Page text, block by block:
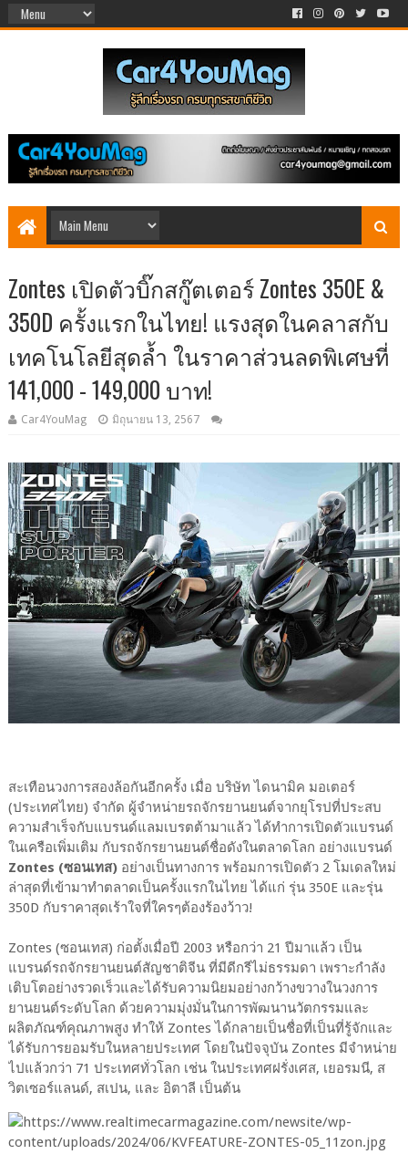
Zontes เปิดตัวบิ๊กสกู๊ตเตอร์ Zontes 350E &
350D ครั้งแรกในไทย! แรงสุดในคลาสกับ
เทคโนโลยีสุดล้ำ ในราคาส่วนลดพิเศษที่
141,000 - 149,000 บาท!
Car4YouMag มิถุนายน 13, 2567
สะเทือนวงการสองล้อกันอีกครั้ง เมื่อ บริษัท ไดนามิค มอเตอร์
(ประเทศไทย) จำกัด ผู้จำหน่ายรถจักรยานยนต์จากยุโรปที่ประสบ
ความสำเร็จกับแบรนด์แลมเบรตต้ามาแล้ว ได้ทำการเปิดตัวแบรนด์
ในเครือเพิ่มเติม กับรถจักรยานยนต์ชื่อดังในตลาดโลก อย่างแบรนด์
Zontes (ซอนเทส)อย่างเป็นทางการ พร้อมการเปิดตัว 2 โมเดลใหม่
ล่าสุดที่เข้ามาทำตลาดเป็นครั้งแรกในไทย ได้แก่ รุ่น 350E และรุ่น
350D กับราคาสุดเร้าใจที่ใครๆต้องร้องว้าว!
Zontes (ซอนเทส) ก่อตั้งเมื่อปี 2003 หรือกว่า 21 ปีมาแล้ว เป็น
แบรนด์รถจักรยานยนต์สัญชาติจีน ที่มีดีกรีไม่ธรรมดา เพราะกำลัง
เติบโตอย่างรวดเร็วและได้รับความนิยมอย่างกว้างขวางในวงการ
ยานยนต์ระดับโลก ด้วยความมุ่งมั่นในการพัฒนานวัตกรรมและ
ผลิตภัณฑ์คุณภาพสูง ทำให้ Zontes ได้กลายเป็นชื่อที่เป็นที่รู้จักและ
ได้รับการยอมรับในหลายประเทศ โดยในปัจจุบัน Zontes มีจำหน่าย
ไปแล้วกว่า 71 ประเทศทั่วโลก เช่น ในประเทศฝรั่งเศส, เยอรมนี, ส
วิตเซอร์แลนด์, สเปน, และ อิตาลี เป็นต้น